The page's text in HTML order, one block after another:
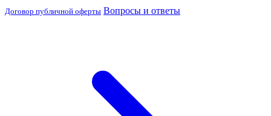
Договор публичной оферты Вопросы и ответы